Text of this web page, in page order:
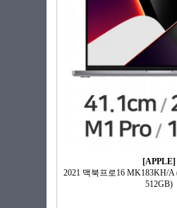
[APPLE]
2021 맥북프로16 MK183KH/A
512GB)